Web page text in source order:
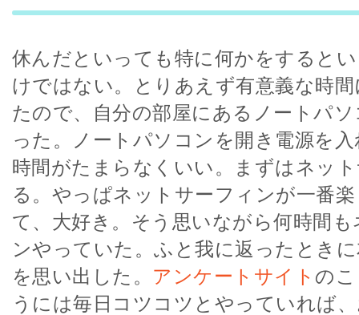
休んだといっても特に何かをすると
けではない。とりあえず有意義な時
たので、自分の部屋にあるノートパ
った。ノートパソコンを開き電源を
時間がたまらなくいい。まずはネッ
る。やっぱネットサーフィンが一番
て、大好き。そう思いながら何時間
ンやっていた。ふと我に返ったとき
を思い出した。 アンケートサイト の
うには毎日コツコツとやっていれば